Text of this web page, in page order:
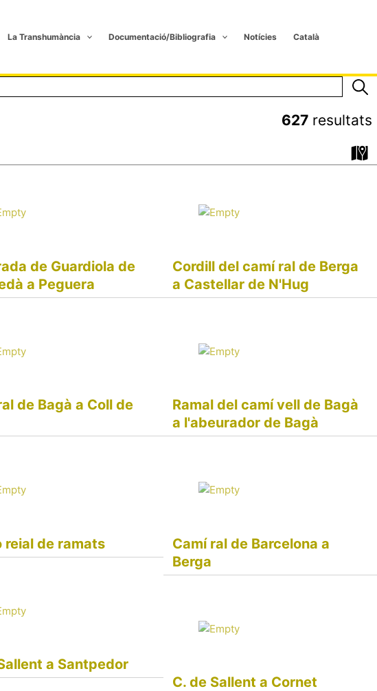
La Transhumància Documentació/Bibliografia Notícies Català
627resultats
de Guardiola de
a Peguera
Cordill del camí ral de Berga
a Castellar de N'Hug
de Bagà a Coll de
Ramal del camí vell de Bagà
a l'abeurador de Bagà
reial de ramats
Camí ral de Barcelona a
Berga
a Santpedor
C. de Sallent a Cornet